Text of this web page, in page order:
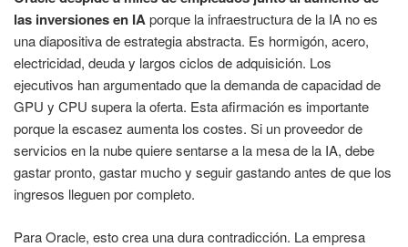
las inversiones en IAporque la infraestructura de la IA no es
una diapositiva de estrategia abstracta. Es hormigón, acero,
electricidad, deuda y largos ciclos de adquisición. Los
ejecutivos han argumentado que la demanda de capacidad de
GPU y CPU supera la oferta. Esta afirmación es importante
porque la escasez aumenta los costes. Si un proveedor de
servicios en la nube quiere sentarse a la mesa de la IA, debe
gastar pronto, gastar mucho y seguir gastando antes de que los
ingresos lleguen por completo.
Para Oracle, esto crea una dura contradicción. La empresa